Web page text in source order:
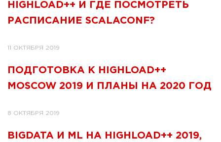
HIGHLOAD++ И ГДЕ ПОСМОТРЕТЬ
РАСПИСАНИЕ SCALACONF?
11 ОКТЯБРЯ 2019
ПОДГОТОВКА К HIGHLOAD++
MOSCOW 2019 И ПЛАНЫ НА 2020 ГОД
8 ОКТЯБРЯ 2019
BIGDATA И ML НА HIGHLOAD++ 2019,